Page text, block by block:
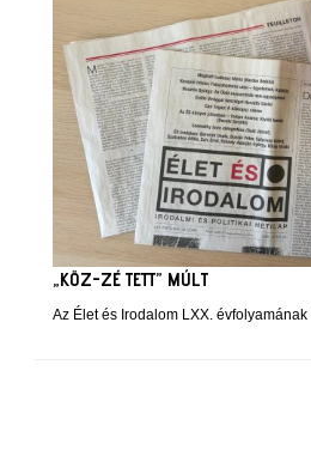
„KÖZ-ZÉ TETT” MÚLT
Az Élet és Irodalom LXX.